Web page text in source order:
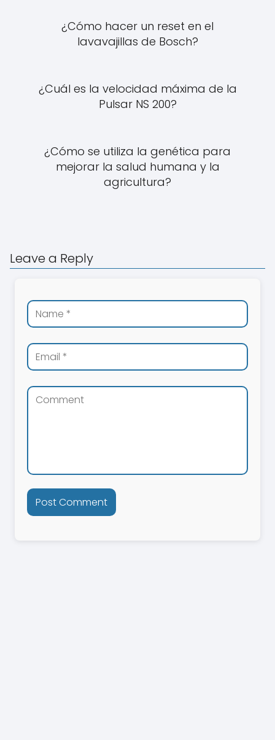
¿Cómo hacer un reset en el
lavavajillas de Bosch?
¿Cuál es la velocidad máxima de la
Pulsar NS 200?
¿Cómo se utiliza la genética para
mejorar la salud humana y la
agricultura?
Leave a Reply